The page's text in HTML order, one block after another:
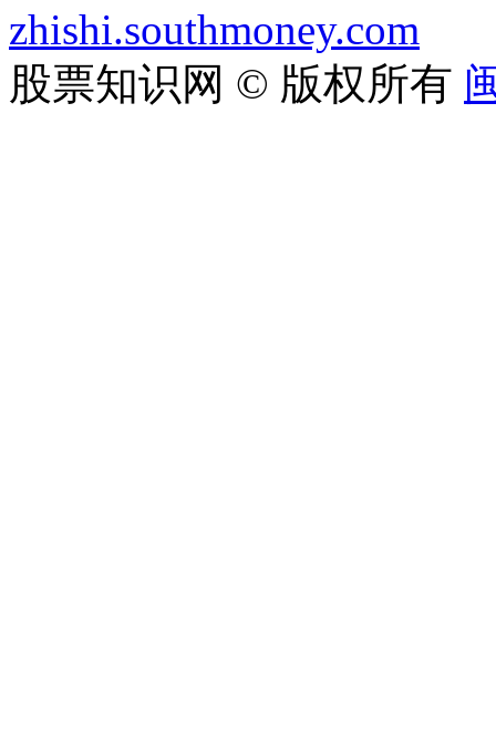
zhishi.southmoney.com
股票知识网 © 版权所有